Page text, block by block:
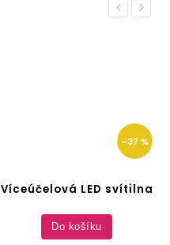
Previous
–37 %
Víceúčelová LED svítilna
Do košíku
Next